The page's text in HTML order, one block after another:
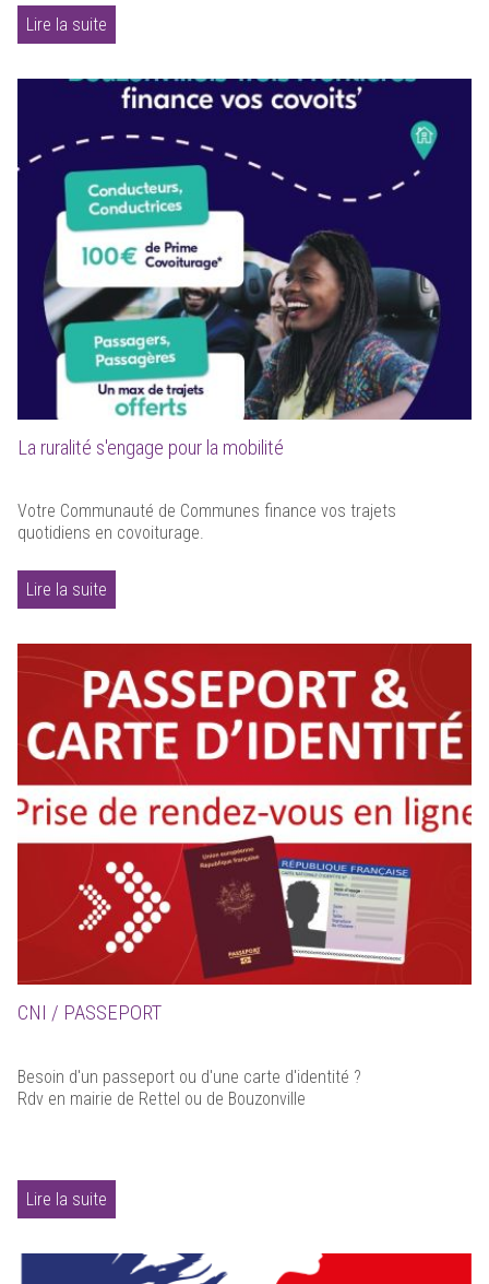
Lire la suite
La ruralité s'engage pour la mobilité
Votre Communauté de Communes finance vos trajets
quotidiens en covoiturage.
Lire la suite
CNI / PASSEPORT
Besoin d'un passeport ou d'une carte d'identité ?
Rdv en mairie de Rettel ou de Bouzonville
Lire la suite